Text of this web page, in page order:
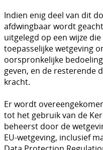
Indien enig deel van dit
afdwingbaar wordt
uitgelegd op een wijze
toepasselijke wetgeving
oorspronkelijke
geven, en de resterende
kracht.
Er wordt
tot het gebruik van de
beheerst door de
EU-wetgeving, inclusief